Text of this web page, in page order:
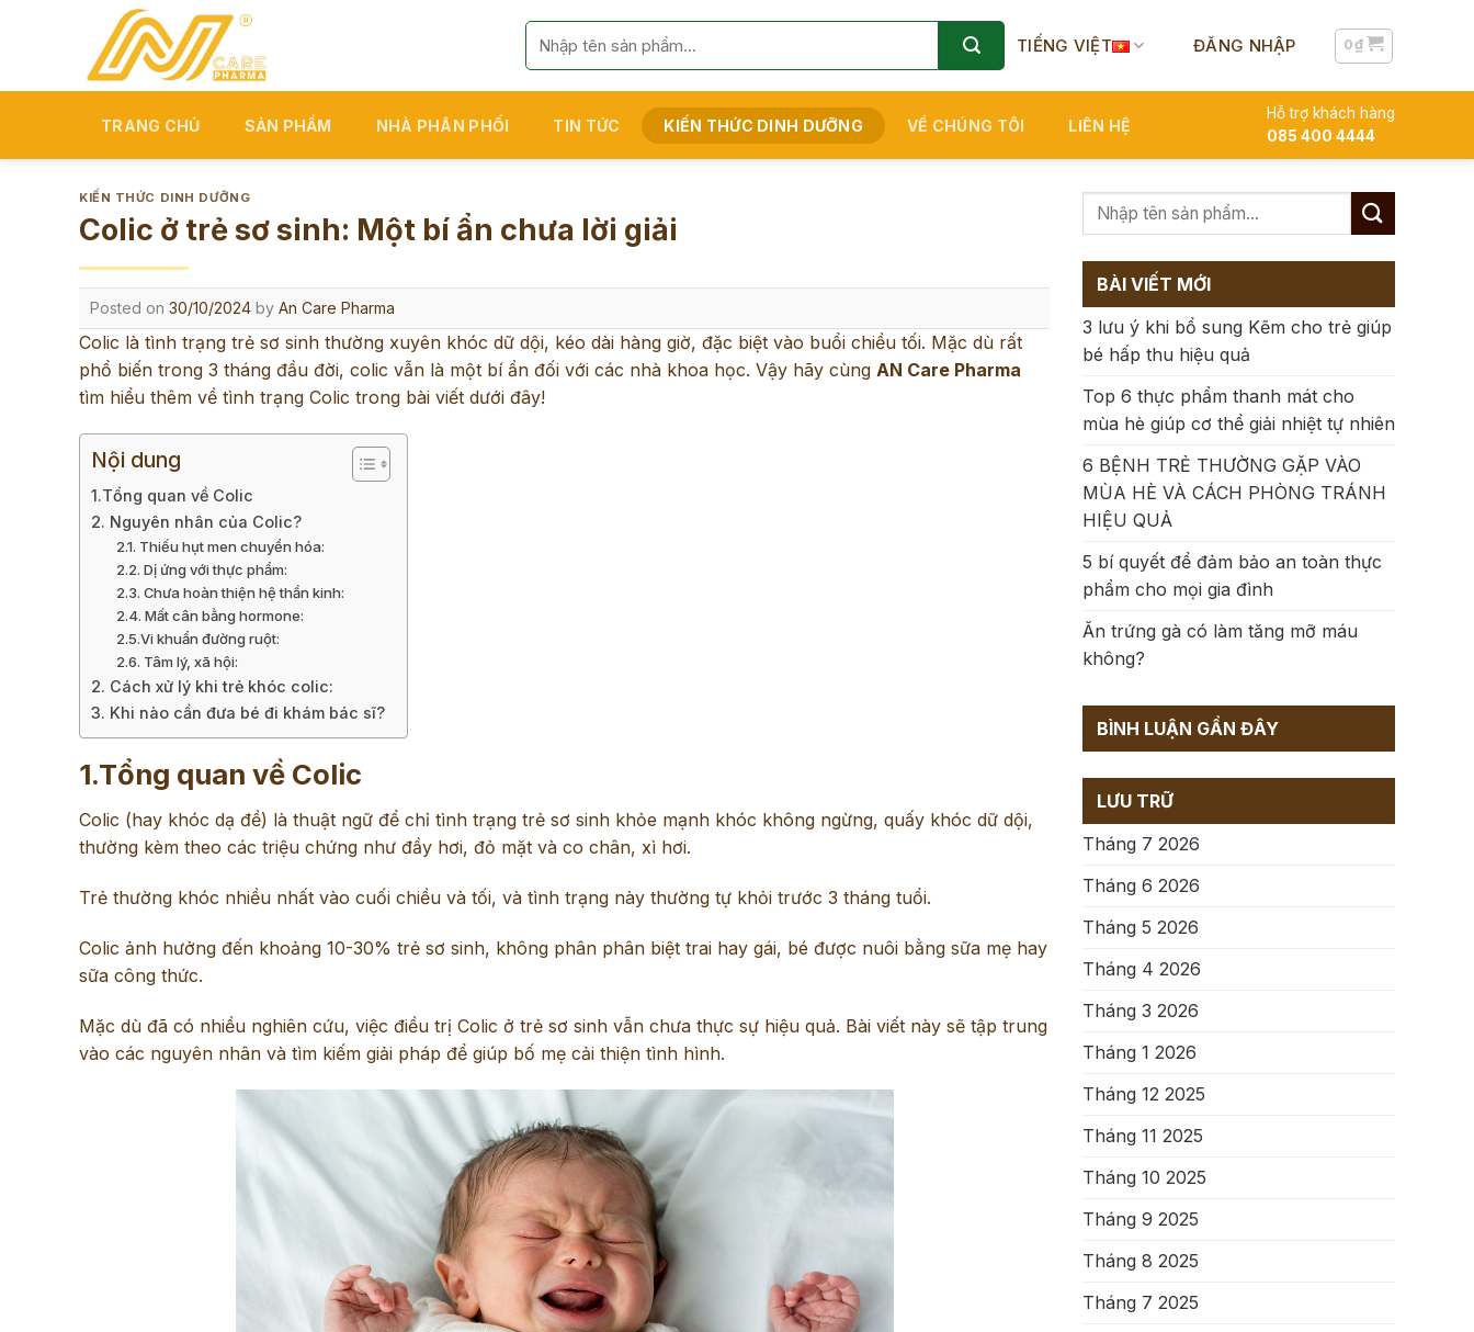
Tìm
kiếm:
TIẾNG VIỆT ĐĂNG NHẬP 0₫
TRANG CHỦ SẢN PHẨM NHÀ PHÂN PHỐI TIN TỨC KIẾN THỨC DINH DƯỠNG VỀ CHÚNG TÔI LIÊN HỆ
Hỗ trợ khách hàng
085 400 4444
KIẾN THỨC DINH DƯỠNG
Colic ở trẻ sơ sinh: Một bí ẩn chưa lời giải
Posted on 30/10/2024 by An Care Pharma
Colic là tình trạng trẻ sơ sinh thường xuyên khóc dữ dội, kéo dài hàng giờ, đặc biệt vào buổi chiều tối. Mặc dù rất
phổ biến trong 3 tháng đầu đời, colic vẫn là một bí ẩn đối với các nhà khoa học. Vậy hãy cùng AN Care Pharma
tìm hiểu thêm về tình trạng Colic trong bài viết dưới đây!
Nội dung
1.Tổng quan về Colic
2. Nguyên nhân của Colic?
2.1. Thiếu hụt men chuyển hóa:
2.2. Dị ứng với thực phẩm:
2.3. Chưa hoàn thiện hệ thần kinh:
2.4. Mất cân bằng hormone:
2.5.Vi khuẩn đường ruột:
2.6. Tâm lý, xã hội:
2. Cách xử lý khi trẻ khóc colic:
3. Khi nào cần đưa bé đi khám bác sĩ?
1.Tổng quan về Colic
Colic (hay khóc dạ đề) là thuật ngữ để chỉ tình trạng trẻ sơ sinh khỏe mạnh khóc không ngừng, quấy khóc dữ dội,
thường kèm theo các triệu chứng như đầy hơi, đỏ mặt và co chân, xì hơi.
Trẻ thường khóc nhiều nhất vào cuối chiều và tối, và tình trạng này thường tự khỏi trước 3 tháng tuổi.
Colic ảnh hưởng đến khoảng 10-30% trẻ sơ sinh, không phân phân biệt trai hay gái, bé được nuôi bằng sữa mẹ hay
sữa công thức.
Mặc dù đã có nhiều nghiên cứu, việc điều trị Colic ở trẻ sơ sinh vẫn chưa thực sự hiệu quả. Bài viết này sẽ tập trung
vào các nguyên nhân và tìm kiếm giải pháp để giúp bố mẹ cải thiện tình hình.
BÀI VIẾT MỚI
3 lưu ý khi bổ sung Kẽm cho trẻ giúp
bé hấp thu hiệu quả
Top 6 thực phẩm thanh mát cho
mùa hè giúp cơ thể giải nhiệt tự nhiên
6 BỆNH TRẺ THƯỜNG GẶP VÀO
MÙA HÈ VÀ CÁCH PHÒNG TRÁNH
HIỆU QUẢ
5 bí quyết để đảm bảo an toàn thực
phẩm cho mọi gia đình
Ăn trứng gà có làm tăng mỡ máu
không?
BÌNH LUẬN GẦN ĐÂY
LƯU TRỮ
Tháng 7 2026
Tháng 6 2026
Tháng 5 2026
Tháng 4 2026
Tháng 3 2026
Tháng 1 2026
Tháng 12 2025
Tháng 11 2025
Tháng 10 2025
Tháng 9 2025
Tháng 8 2025
Tháng 7 2025